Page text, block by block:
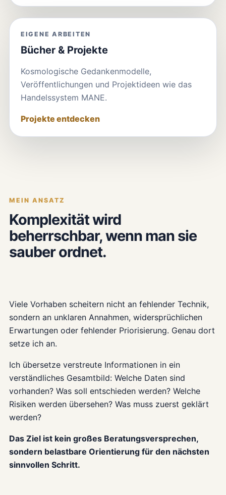
EIGENE ARBEITEN
Bücher & Projekte
Kosmologische Gedankenmodelle,
Veröffentlichungen und Projektideen wie das
Handelssystem MANE.
Projekte entdecken
MEIN ANSATZ
Komplexität wird
beherrschbar, wenn man sie
sauber ordnet.
Viele Vorhaben scheitern nicht an fehlender Technik,
sondern an unklaren Annahmen, widersprüchlichen
Erwartungen oder fehlender Priorisierung. Genau dort
setze ich an.
Ich übersetze verstreute Informationen in ein
verständliches Gesamtbild: Welche Daten sind
vorhanden? Was soll entschieden werden? Welche
Risiken werden übersehen? Was muss zuerst geklärt
werden?
Das Ziel ist kein großes Beratungsversprechen,
sondern belastbare Orientierung für den nächsten
sinnvollen Schritt.